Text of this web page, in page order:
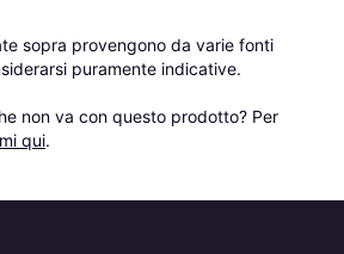
sopra provengono da varie fonti
puramente indicative.
non va con questo prodotto? Per
qui.